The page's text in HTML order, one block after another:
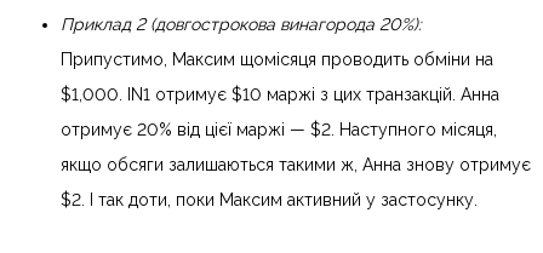
Приклад 2 (довгострокова винагорода 20%):
Припустимо, Максим щомісяця проводить обміни на
$1,000. IN1 отримує $10 маржі з цих транзакцій. Анна
отримує 20% від цієї маржі — $2. Наступного місяця,
якщо обсяги залишаються такими ж, Анна знову отримує
$2. І так доти, поки Максим активний у застосунку.